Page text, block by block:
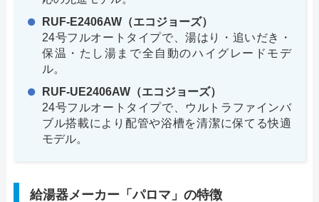
RUF-E2406AW（エコジョーズ）
24号フルオートタイプで、湯はり・追いだき・
保温・たし湯まで全自動のハイグレードモデ
ル。
RUF-UE2406AW（エコジョーズ）
24号フルオートタイプで、ウルトラファインバ
ブル搭載により配管や浴槽を清潔に保てる快適
モデル。
給湯器メーカー「パロマ」の特徴